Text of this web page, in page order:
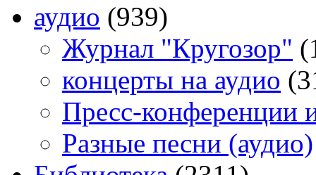
аудио (939)
Журнал "Кругозор"
концерты на аудио
Пресс-конференции
Разные песни (аудио)